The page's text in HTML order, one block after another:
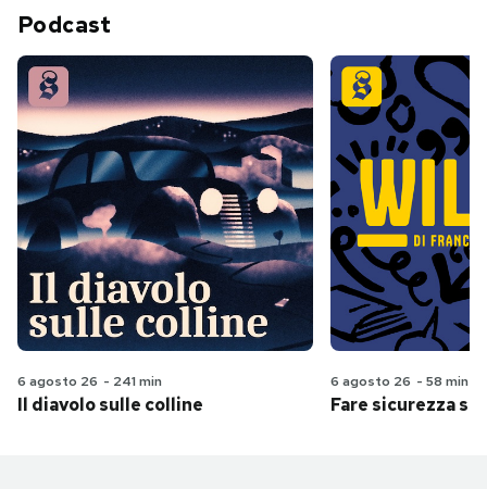
Podcast
6 agosto 26 - 241 min
Il diavolo sulle colline
6 agosto 26 - 58 min
Fare sicurezza